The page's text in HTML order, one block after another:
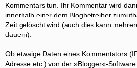
Kommentars tun. Ihr Kommentar wird
innerhalb einer dem Blogbetreiber
Zeit gelöscht wird (auch dies kann
dauern).
Ob etwaige Daten eines Kommentators
Adresse etc.) von der »Blogger«-Software